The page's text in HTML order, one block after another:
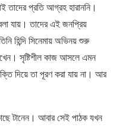
তাদের প্রতি আগ্রহ হারাননি।
যায়। তাদের এই জনপ্রিয়
হিন্দি সিনেমায় অভিনয় শুরু
সৃষ্টিশীল কাজ আসলে এমন
দিয়ে তা পূরণ করা যায় না। আর
টানেন। আবার সেই পাঠক যখন